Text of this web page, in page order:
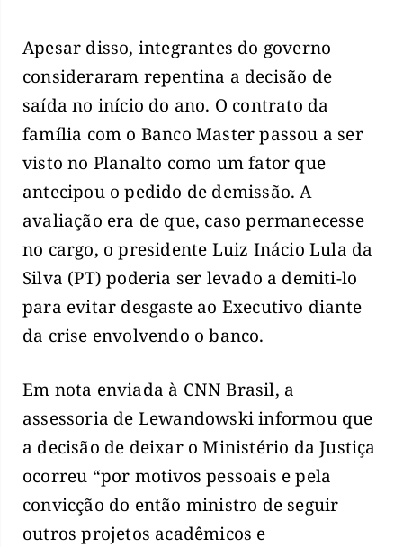
Apesar disso, integrantes do governo
consideraram repentina a decisão de
saída no início do ano. O contrato da
família com o Banco Master passou a ser
visto no Planalto como um fator que
antecipou o pedido de demissão. A
avaliação era de que, caso permanecesse
no cargo, o presidente Luiz Inácio Lula da
Silva (PT) poderia ser levado a demiti-lo
para evitar desgaste ao Executivo diante
da crise envolvendo o banco.
Em nota enviada à CNN Brasil, a
assessoria de Lewandowski informou que
a decisão de deixar o Ministério da Justiça
ocorreu “por motivos pessoais e pela
convicção do então ministro de seguir
outros projetos acadêmicos e